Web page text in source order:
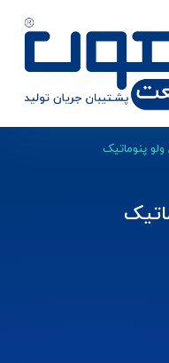
ولو پنوماتیک